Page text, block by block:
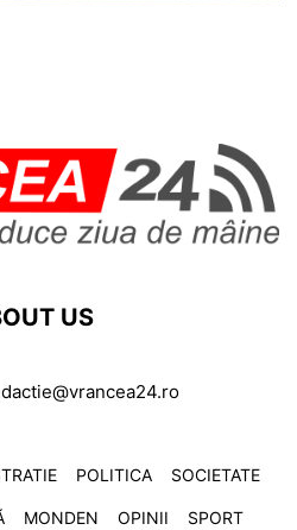
US
POLITICA SOCIETATE
MONDEN OPINII SPORT